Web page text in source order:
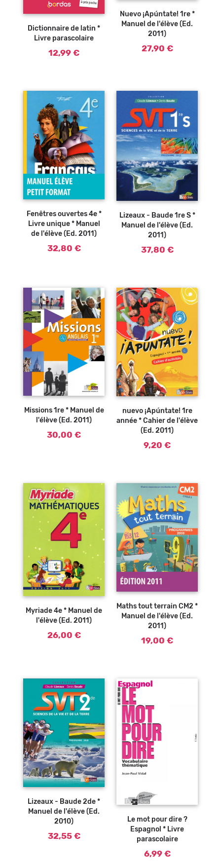
Ajouter au
Dictionnaire de latin *
Livre parascolaire
12,99 €
Nuevo ¡Apúntate! 1re *
Manuel de l'élève (Ed.
2011)
27,90 €
Ajouter au
Fenêtres ouvertes 4e *
Livre unique * Manuel
de l'élève (Ed. 2011)
32,80 €
Lizeaux - Baude 1re S *
Manuel de l'élève (Ed.
2011)
37,80 €
Ajouter au
Missions 1re * Manuel de
l'élève (Ed. 2011)
30,00 €
Ajouter au
nuevo ¡Apúntate! 1re
année * Cahier de l'élève
(Ed. 2011)
9,20 €
Myriade 4e * Manuel de
l'élève (Ed. 2011)
26,00 €
Ajouter au
Maths tout terrain CM2 *
Manuel de l'élève (Ed.
2011)
19,00 €
Lizeaux - Baude 2de *
Manuel de l'élève (Ed.
2010)
32,55 €
Ajouter au
Le mot pour dire ?
Espagnol * Livre
parascolaire
6,99 €